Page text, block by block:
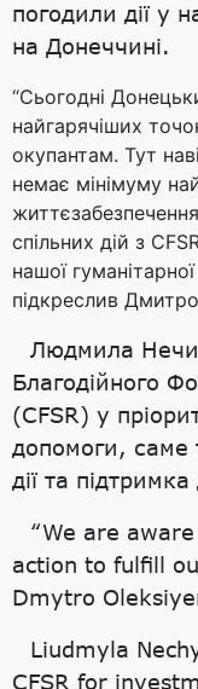
погодили дії у
на Донеччині.
“Сьогодні
найгарячіших
окупантам. Тут
немає мінімуму
спільних дій з
нашої
підкреслив
Людмила
Благодійного
(CFSR) у
допомоги, саме
дії та
“We are
action to fulfill
Dmytro
Liudmyla
CFSR for